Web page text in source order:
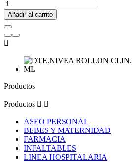
Añadir al carrito

Productos
Productos  
ASEO PERSONAL
BEBES Y MATERNIDAD
FARMACIA
INFALTABLES
LINEA HOSPITALARIA